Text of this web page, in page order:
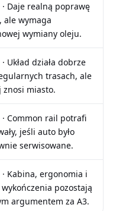
· Daje realną poprawę
ale wymaga
wymiany oleju.
· Układ działa dobrze
trasach, ale
znosi miasto.
· Common rail potrafi
jeśli auto było
serwisowane.
· Kabina, ergonomia i
wykończenia pozostają
argumentem za A3.